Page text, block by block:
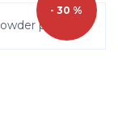
- 30 %